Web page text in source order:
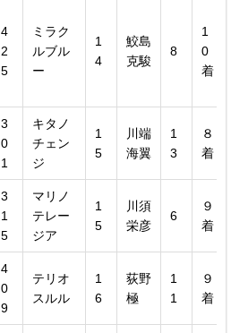
4
2
5
ミラク
ルブル
ー
1
4
鮫島
克駿
8
1
0
着
3
0
1
キタノ
チェン
ジ
1
5
川端
海翼
1
3
８
着
3
1
5
マリノ
テレー
ジア
1
5
川須
栄彦
6
９
着
4
0
9
テリオ
スルル
1
6
荻野
極
1
1
９
着